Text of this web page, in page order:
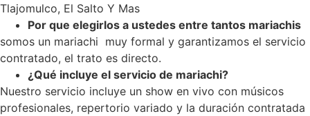
Tlajomulco, El Salto Y Mas
Por que elegirlos a ustedes entre tantos mariachis
somos un mariachi muy formal y garantizamos el servicio
contratado, el trato es directo.
¿Qué incluye el servicio de mariachi?
Nuestro servicio incluye un show en vivo con músicos
profesionales, repertorio variado y la duración contratada